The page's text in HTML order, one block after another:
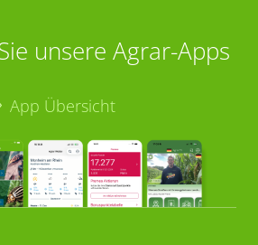
unsere Agrar-Apps
App Übersicht